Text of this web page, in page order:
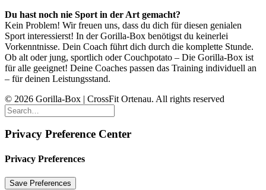
Du hast noch nie Sport in der Art gemacht?
Kein Problem! Wir freuen uns, dass du dich für diesen genialen
Sport interessierst! In der Gorilla-Box benötigst du keinerlei
Vorkenntnisse. Dein Coach führt dich durch die komplette Stunde.
Ob alt oder jung, sportlich oder Couchpotato – Die Gorilla-Box ist
für alle geeignet! Deine Coaches passen das Training individuell an
– für deinen Leistungsstand.
© 2026 Gorilla-Box | CrossFit Ortenau. All rights reserved
Privacy Preference Center
Privacy Preferences